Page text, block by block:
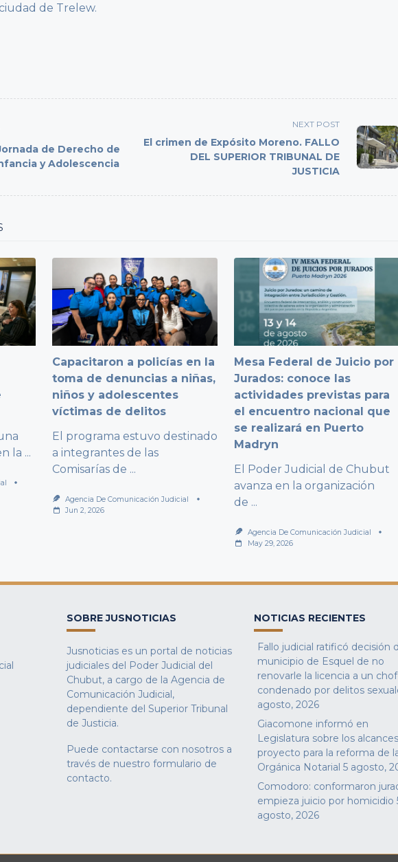
de Trelew.
de Derecho de
y Adolescencia
NEXT POST
El crimen de Expósito Moreno. FALLO
DEL SUPERIOR TRIBUNAL DE
JUSTICIA
la ...
Capacitaron a policías en la
toma de denuncias a niñas,
niños y adolescentes
víctimas de delitos
El programa estuvo destinado
a integrantes de las
Comisarías de ...
Agencia De Comunicación Judicial
Jun 2, 2026
Mesa Federal de Juicio por
Jurados: conoce las
actividades previstas para
el encuentro nacional que
se realizará en Puerto
Madryn
El Poder Judicial de Chubut
avanza en la organización
de ...
Agencia De Comunicación Judicial
May 29, 2026
SOBRE JUSNOTICIAS
Jusnoticias es un portal de noticias
judiciales del Poder Judicial del
Chubut, a cargo de la Agencia de
Comunicación Judicial,
dependiente del Superior Tribunal
de Justicia.
Puede contactarse con nosotros a
través de nuestro formulario de
contacto.
NOTICIAS RECIENTES
Fallo judicial ratificó decisión
municipio de Esquel de no
renovarle la licencia a un
condenado por delitos
agosto, 2026
Giacomone informó en
Legislatura sobre los
proyecto para la reforma de
Orgánica Notarial 5 agosto,
Comodoro: conformaron
empieza juicio por homicidio
agosto, 2026